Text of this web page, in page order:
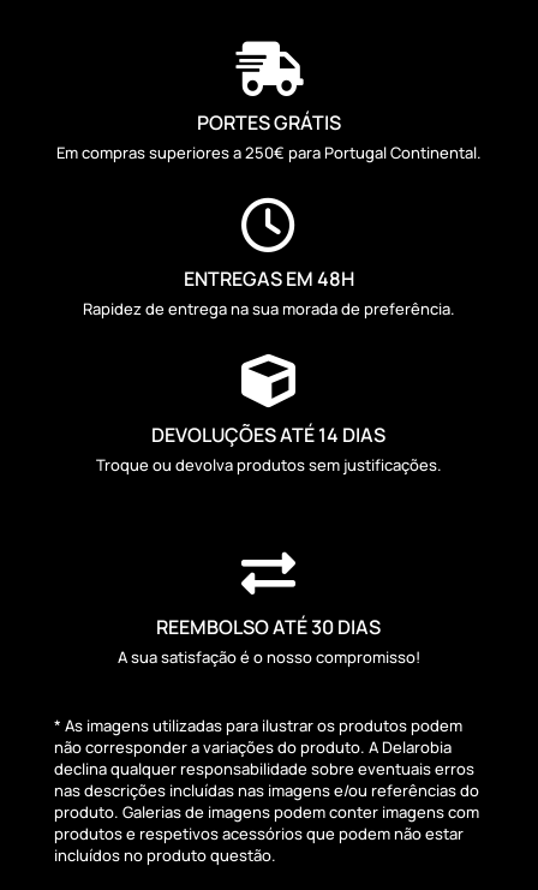

PORTES GRÁTIS
Em compras superiores a 250€ para Portugal Continental.

ENTREGAS EM 48H
Rapidez de entrega na sua morada de preferência.

DEVOLUÇÕES ATÉ 14 DIAS
Troque ou devolva produtos sem justificações.

REEMBOLSO ATÉ 30 DIAS
A sua satisfação é o nosso compromisso!
* As imagens utilizadas para ilustrar os produtos podem
não corresponder a variações do produto. A Delarobia
declina qualquer responsabilidade sobre eventuais erros
nas descrições incluídas nas imagens e/ou referências do
produto. Galerias de imagens podem conter imagens com
produtos e respetivos acessórios que podem não estar
incluídos no produto questão.